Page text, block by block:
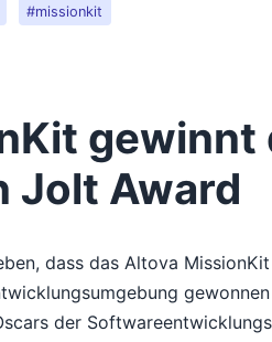
#missionkit
gewinnt
Jolt Award
dass das Altova
der